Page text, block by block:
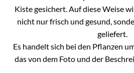
Kiste gesichert. Auf diese Weise
nicht nur frisch und gesund,
geliefert.
Es handelt sich bei den Pflanzen
das von dem Foto und der